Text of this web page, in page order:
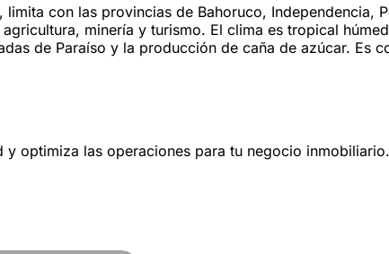
con las provincias de Bahoruco, Independencia,
minería y turismo. El clima es tropical
de Paraíso y la producción de caña de azúcar. Es
optimiza las operaciones para tu negocio inmobiliario.